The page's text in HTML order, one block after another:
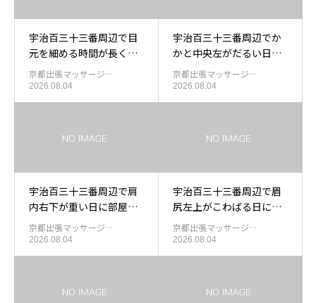
宇治百三十三番周辺で目
元を細める時間が長くな
ったあと眉尻まわりを休
める出張マッサージ
京都出張マッサージ…
2026.08.04
宇治百三十三番周辺でか
かと中央左がだるい日の
出張もみほぐし
京都出張マッサージ…
2026.08.04
宇治百三十三番周辺で肩
内右下が重い日に部屋で
受ける出張もみほぐし
京都出張マッサージ…
2026.08.04
宇治百三十三番周辺で眉
尻左上がこわばる日に出
張もみほぐしを使う目安
京都出張マッサージ…
2026.08.04